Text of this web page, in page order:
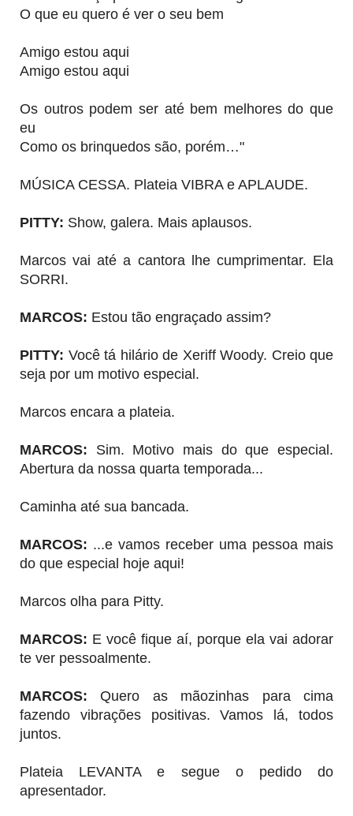
O que eu quero é ver o seu bem
Amigo estou aqui
Amigo estou aqui
Os outros podem ser até bem melhores do que
eu
Como os brinquedos são, porém…"
MÚSICA CESSA. Plateia VIBRA e APLAUDE.
PITTY: Show, galera. Mais aplausos.
Marcos vai até a cantora lhe cumprimentar. Ela
SORRI.
MARCOS: Estou tão engraçado assim?
PITTY: Você tá hilário de Xeriff Woody. Creio que
seja por um motivo especial.
Marcos encara a plateia.
MARCOS: Sim. Motivo mais do que especial.
Abertura da nossa quarta temporada...
Caminha até sua bancada.
MARCOS: ...e vamos receber uma pessoa mais
do que especial hoje aqui!
Marcos olha para Pitty.
MARCOS: E você fique aí, porque ela vai adorar
te ver pessoalmente.
MARCOS:Quero as mãozinhas para cima
fazendo vibrações positivas. Vamos lá, todos
juntos.
Plateia LEVANTA e segue o pedido do
apresentador.